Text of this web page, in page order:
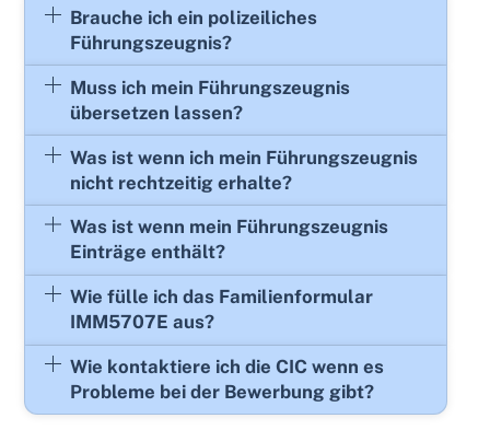
Brauche ich ein polizeiliches
Führungszeugnis?
Muss ich mein Führungszeugnis
übersetzen lassen?
Was ist wenn ich mein Führungszeugnis
nicht rechtzeitig erhalte?
Was ist wenn mein Führungszeugnis
Einträge enthält?
Wie fülle ich das Familienformular
IMM5707E aus?
Wie kontaktiere ich die CIC wenn es
Probleme bei der Bewerbung gibt?